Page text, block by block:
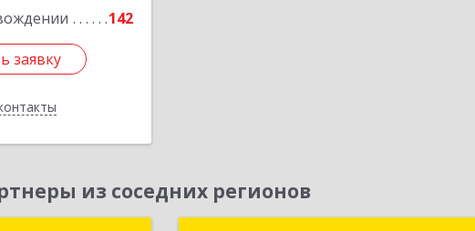
142
заявку
Подробнее
заявку
из соседних регионов